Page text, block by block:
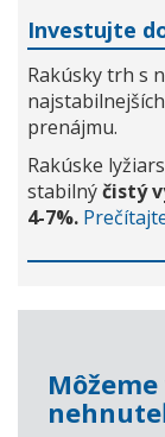
Investujte
Rakúsky trh s
prenájmu.
Rakúske
stabilnýčistý
4-7%.